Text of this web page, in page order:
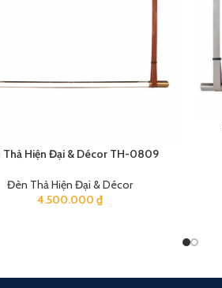
Hiện Đại & Décor TH-0809
Đèn Thả Hiện Đại & Décor
4.500.000 ₫